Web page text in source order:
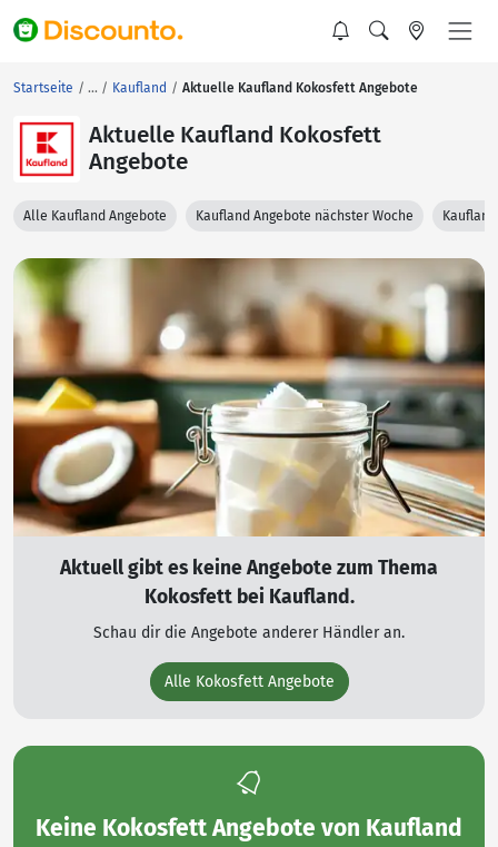
Startseite Kaufland Aktuelle Kaufland Kokosfett Angebote
Aktuelle Kaufland Kokosfett
Angebote
Alle Kaufland Angebote Kaufland Angebote nächster Woche
Aktuell gibt es keine Angebote zum Thema
Kokosfett bei Kaufland.
Schau dir die Angebote anderer Händler an.
Alle Kokosfett Angebote
Keine Kokosfett Angebote von Kaufland